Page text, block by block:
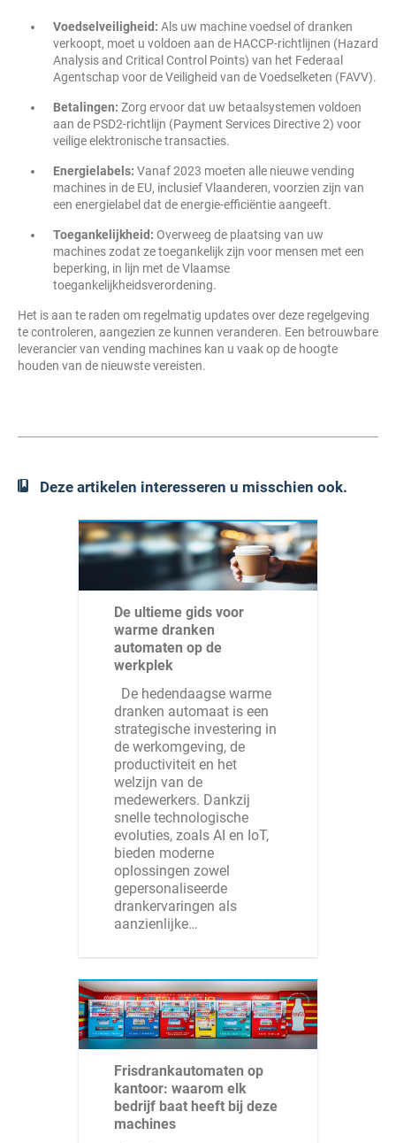
Voedselveiligheid: Als uw machine voedsel of dranken
verkoopt, moet u voldoen aan de HACCP-richtlijnen (Hazard
Analysis and Critical Control Points) van het Federaal
Agentschap voor de Veiligheid van de Voedselketen (FAVV).
Betalingen: Zorg ervoor dat uw betaalsystemen voldoen
aan de PSD2-richtlijn (Payment Services Directive 2) voor
veilige elektronische transacties.
Energielabels: Vanaf 2023 moeten alle nieuwe vending
machines in de EU, inclusief Vlaanderen, voorzien zijn van
een energielabel dat de energie-efficiëntie aangeeft.
Toegankelijkheid: Overweeg de plaatsing van uw
machines zodat ze toegankelijk zijn voor mensen met een
beperking, in lijn met de Vlaamse
toegankelijkheidsverordening.
Het is aan te raden om regelmatig updates over deze regelgeving
te controleren, aangezien ze kunnen veranderen. Een betrouwbare
leverancier van vending machines kan u vaak op de hoogte
houden van de nieuwste vereisten.
Deze artikelen interesseren u misschien ook.
De ultieme gids voor
warme dranken
automaten op de
werkplek
De hedendaagse warme
dranken automaat is een
strategische investering in
de werkomgeving, de
productiviteit en het
welzijn van de
medewerkers. Dankzij
snelle technologische
evoluties, zoals AI en IoT,
bieden moderne
oplossingen zowel
gepersonaliseerde
drankervaringen als
aanzienlijke…
Frisdrankautomaten op
kantoor: waarom elk
bedrijf baat heeft bij deze
machines